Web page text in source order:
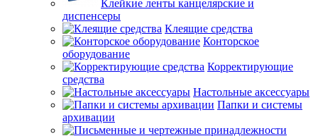
Клейкие ленты канцелярские и
диспенсеры
Клеящие средства
Конторское
оборудование
Корректирующие
средства
Настольные аксессуары
Папки и системы
архивации